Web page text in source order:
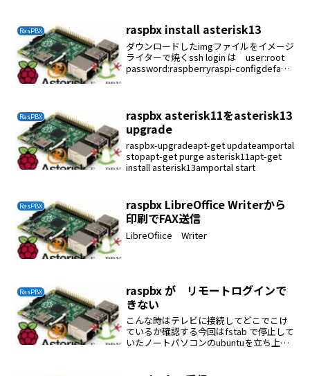
RasPBX raspbx install asterisk13
ダウンロードしたimgファイルをイメージ
ライターで焼くssh login は user:root
password:raspberryraspi-configdefault
RasPBX
raspbx asterisk11をasterisk13
upgrade
raspbx-upgradeapt-get updateamportal
stopapt-get purge asterisk11apt-get
install asterisk13amportal start
RasPBX
raspbx LibreOffice Writerから
印刷でFAX送信
LibreOfiice Writer
RasPBX
raspbx が リモートログインで
きない
こんな時はテレビに接続してどこでこけ
ているか確認する今回はfstab で停止して
いたノートパソコンのubuntuを立ち上げ